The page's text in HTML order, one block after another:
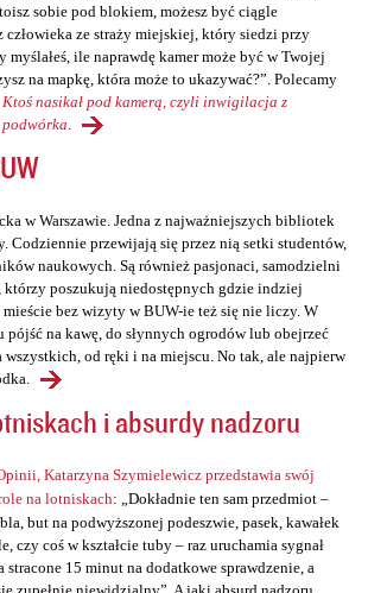
sobie pod blokiem, możesz być ciągle
człowieka ze straży miejskiej, który siedzi przy
ile naprawdę kamer może być w Twojej
na mapkę, która może to ukazywać?”. Polecamy
Ktoś nasikał pod kamerą, czyli inwigilacja z
podwórka
w Warszawie. Jedna z najważniejszych bibliotek
Codziennie przewijają się przez nią setki studentów,
naukowych. Są również pasjonaci, samodzielni
którzy poszukują niedostępnych gdzie indziej
bez wizyty w BUW-ie też się nie liczy. W
na kawę, do słynnych ogrodów lub obejrzeć
wszystkich, od ręki i na miejscu. No tak, ale najpierw
i absurdy nadzoru
Katarzyna Szymielewicz przedstawia swój
na lotniskach: „Dokładnie ten sam przedmiot –
but na podwyższonej podeszwie, pasek, kawałek
czy coś w kształcie tuby – raz uruchamia sygnał
stracone 15 minut na dodatkowe sprawdzenie, a